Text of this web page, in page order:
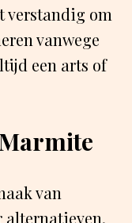
verstandig om
vanwege
een arts of
van
alternatieven,